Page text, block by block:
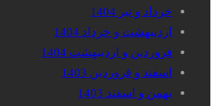
خرداد و تیر 1404
اردیبهشت و خرداد 1404
فروردین و اردیبهشت 1404
اسفند و فروردین 1403
بهمن و اسفند 1403